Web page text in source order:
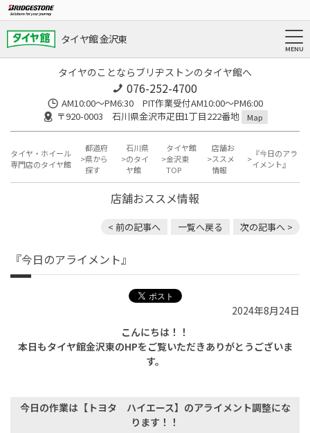
タイヤ館 金沢東
タイヤのことならブリヂストンのタイヤ館へ
076-252-4700
AM10:00～PM6:30 PIT作業受付AM10:00～PM6:00
〒920-0003 石川県金沢市疋田1丁目222番地
Map
タイヤ・ホイール
専門店のタイヤ館
都道府
県から
探す
石川県
のタイ
ヤ館
タイヤ館
金沢東
TOP
店舗お
ススメ
情報
『今日のアラ
イメント』
店舗おススメ情報
< 前の記事へ 一覧へ戻る 次の記事へ >
『今日のアライメント』
2024年8月24日
こんにちは！！
本日もタイヤ館金沢東のHPをご覧いただきありがとうございま
す。
今日の作業は【トヨタ ハイエース】のアライメント調整にな
ります！！